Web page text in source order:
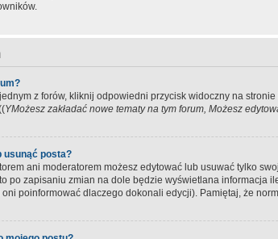
z forów, kliknij odpowiedni przycisk widoczny na
YMożesz zakładać nowe tematy na tym forum, Możesz
usunąć posta?
ani moderatorem możesz edytować lub usuwać tylko
po zapisaniu zmian na dole będzie wyświetlana informacja
poinformować dlaczego dokonali edycji). Pamiętaj, że